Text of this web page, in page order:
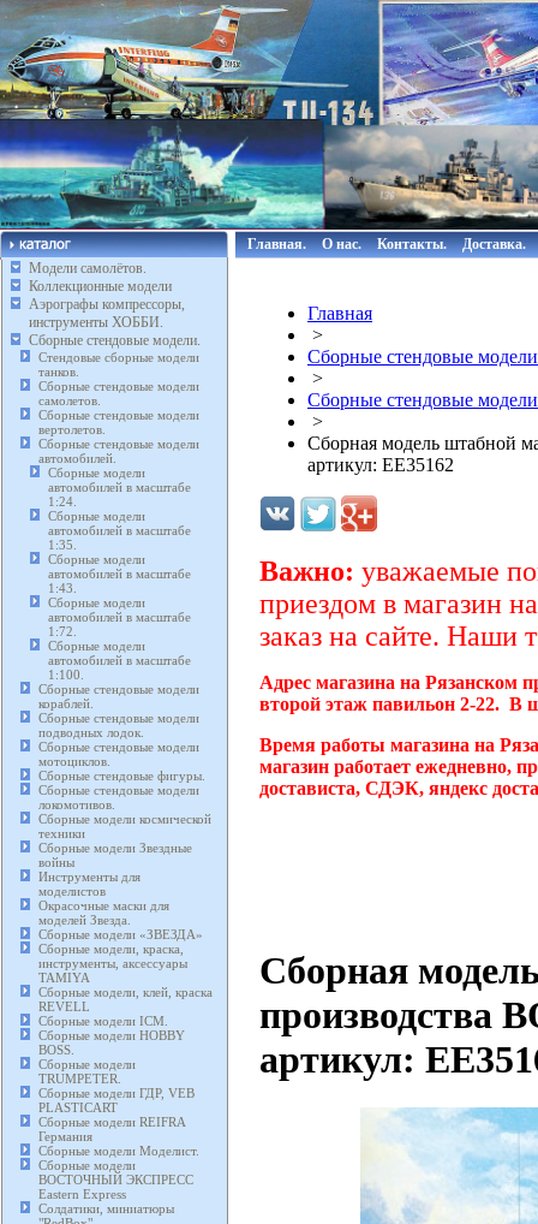
Модели самолётов.
Коллекционные модели
Аэрографы компрессоры,
инструменты ХОББИ.
Сборные стендовые модели.
Стендовые сборные модели
танков.
Сборные стендовые модели
самолетов.
Сборные стендовые модели
вертолетов.
Сборные стендовые модели
автомобилей.
Сборные модели
автомобилей в масштабе
1:24.
Сборные модели
автомобилей в масштабе
1:35.
Сборные модели
автомобилей в масштабе
1:43.
Сборные модели
автомобилей в масштабе
1:72.
Сборные модели
автомобилей в масштабе
1:100.
Сборные стендовые модели
кораблей.
Сборные стендовые модели
подводных лодок.
Сборные стендовые модели
мотоциклов.
Сборные стендовые фигуры.
Сборные стендовые модели
локомотивов.
Сборные модели космической
техники
Сборные модели Звездные
войны
Инструменты для
моделистов
Окрасочные маски для
моделей Звезда.
Сборные модели «ЗВЕЗДА»
Сборные модели, краска,
инструменты, аксессуары
TAMIYA
Сборные модели, клей, краска
REVELL
Сборные модели ICM.
Сборные модели HOBBY
BOSS.
Сборные модели
TRUMPETER.
Сборные модели ГДР, VEB
PLASTICART
Сборные модели REIFRA
Германия
Сборные модели Моделист.
Сборные модели
ВОСТОЧНЫЙ ЭКСПРЕСС
Eastern Express
Солдатики, миниатюры
Главная. О нас. Контакты. Доставка.
Главная
>
Сборные стендовые
>
Сборные стендовые
>
Сборная модель
артикул: EE35162
Важно: уважаемые
приездом в магазин
заказ на сайте. Наши
Адрес магазина на Рязанском
второй этаж павильон 2-22. В
Время работы магазина на
магазин работает ежедневно,
достависта, СДЭК, яндекс
Сборная
артикул: